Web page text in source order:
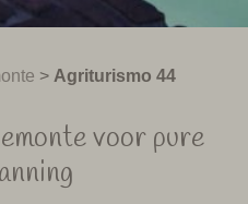
> Agriturismo 44
voor pure